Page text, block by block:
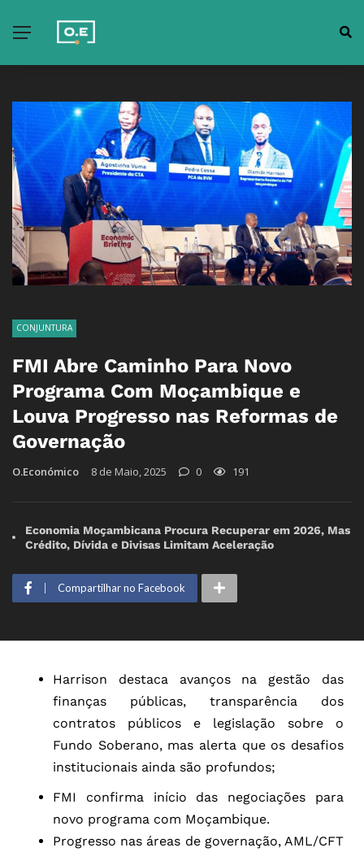
CONJUNTURA
FMI Abre Caminho Para Novo
Programa Com Moçambique e
Louva Progresso nas Reformas de
Governação
O.Económico 8 de Maio, 2025 0 191
Economia Moçambicana Procura Recuperar em 2026, Mas
Crédito, Dívida e Divisas Limitam Aceleração
Compartilhar no Facebook
Harrison destaca avanços na gestão das
finanças públicas, transparência dos
contratos públicos e legislação sobre o
Fundo Soberano, mas alerta que os desafios
institucionais ainda são profundos;
FMI confirma início das negociações para
novo programa com Moçambique.
Progresso nas áreas de governação, AML/CFT